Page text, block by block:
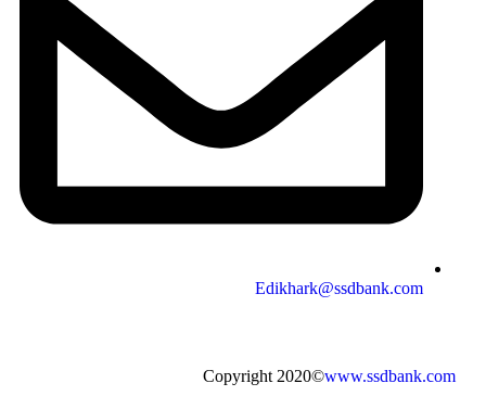
Edikhark@ssdbank.com
Copyright 2020©www.ssdbank.com